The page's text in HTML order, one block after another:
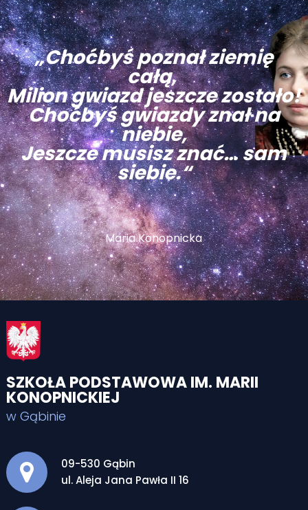
„Choćbyś poznał ziemię
całą,
Milion gwiazd jeszcze zostało!
Choćbyś gwiazdy znał na
niebie,
Jeszcze musisz znać… sam
siebie.“
Maria Konopnicka
SZKOŁA PODSTAWOWA IM. MARII
KONOPNICKIEJ
w Gąbinie
Adres pocztowy:
09-530 Gąbin
ul. Aleja Jana Pawła II 16